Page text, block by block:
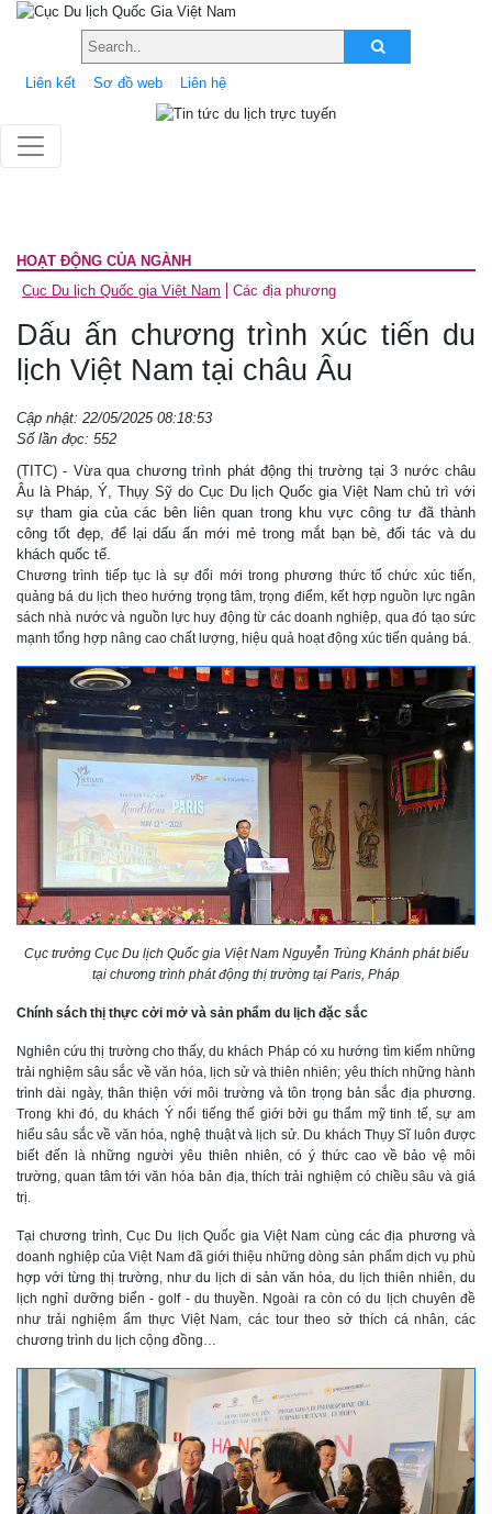
Liên kết Sơ đồ web Liên hệ
HOẠT ĐỘNG CỦA NGÀNH
Cục Du lịch Quốc gia Việt Nam
Các địa phương
Dấu ấn chương trình xúc tiến du
lịch Việt Nam tại châu Âu
Cập nhật: 22/05/2025 08:18:53
Số lần đọc: 552
(TITC) - Vừa qua chương trình phát động thị trường tại 3 nước châu
Âu là Pháp, Ý, Thụy Sỹ do Cục Du lịch Quốc gia Việt Nam chủ trì với
sự tham gia của các bên liên quan trong khu vực công tư đã thành
công tốt đẹp, để lại dấu ấn mới mẻ trong mắt bạn bè, đối tác và du
khách quốc tế.
Chương trình tiếp tục là sự đổi mới trong phương thức tổ chức xúc tiến,
quảng bá du lịch theo hướng trọng tâm, trọng điểm, kết hợp nguồn lực ngân
sách nhà nước và nguồn lực huy động từ các doanh nghiệp, qua đó tạo sức
mạnh tổng hợp nâng cao chất lượng, hiệu quả hoạt động xúc tiến quảng bá.
Cục trưởng Cục Du lịch Quốc gia Việt Nam Nguyễn Trùng Khánh phát biểu
tại chương trình phát động thị trường tại Paris, Pháp
Chính sách thị thực cởi mở và sản phẩm du lịch đặc sắc
Nghiên cứu thị trường cho thấy, du khách Pháp có xu hướng tìm kiếm những
trải nghiệm sâu sắc về văn hóa, lịch sử và thiên nhiên; yêu thích những hành
trình dài ngày, thân thiện với môi trường và tôn trọng bản sắc địa phương.
Trong khi đó, du khách Ý nổi tiếng thế giới bởi gu thẩm mỹ tinh tế, sự am
hiểu sâu sắc về văn hóa, nghệ thuật và lịch sử. Du khách Thụy Sĩ luôn được
biết đến là những người yêu thiên nhiên, có ý thức cao về bảo vệ môi
trường, quan tâm tới văn hóa bản địa, thích trải nghiệm có chiều sâu và giá
trị.
Tại chương trình, Cục Du lịch Quốc gia Việt Nam cùng các địa phương và
doanh nghiệp của Việt Nam đã giới thiệu những dòng sản phẩm dịch vụ phù
hợp với từng thị trường, như du lịch di sản văn hóa, du lịch thiên nhiên, du
lịch nghỉ dưỡng biển - golf - du thuyền. Ngoài ra còn có du lịch chuyên đề
như trải nghiệm ẩm thực Việt Nam, các tour theo sở thích cá nhân, các
chương trình du lịch cộng đồng…